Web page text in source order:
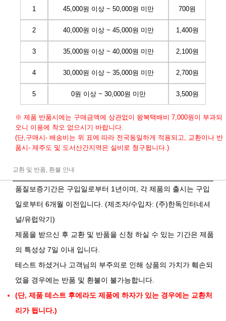
1 45,000원 이상 ~ 50,000원 미만 700원
2 40,000원 이상 ~ 45,000원 미만 1,400원
3 35,000원 이상 ~ 40,000원 미만 2,100원
4 30,000원 이상 ~ 35,000원 미만 2,700원
5 0원 이상 ~ 30,000원 미만 3,500원
※ 제품 반품시에는 구매금액에 상관없이 왕복택배비 7,000원이 부과되
오니 이용에 착오 없으시기 바랍니다.
(단,구매시- 배송비는 위 표에 따라 전국동일하게 적용되고, 교환이나 반
품시- 제주도 및 도서산간지역은 실비로 청구됩니다.)
교환 및 반품, 환불 안내
품질보증기간은 구입일로부터 1년이며, 각 제품의 출시는 구입
일로부터 6개월 이전입니다. (제조자/수입자: (주)한독인터네셔
널/유럽악기)
제품을 받으신 후 교환 및 반품을 신청 하실 수 있는 기간은 제품
의 특성상 7일 이내 입니다.
테스트 하셨거나 고객님의 부주의로 인해 상품의 가치가 훼손되
었을 경우에는 반품 및 환불이 불가능합니다.
(단, 제품 테스트 후에라도 제품에 하자가 있는 경우에는 교환처
리가 됩니다.)